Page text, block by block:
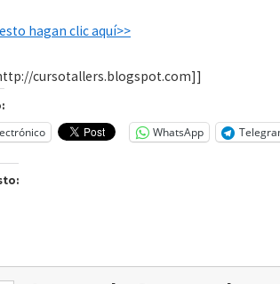
hagan clic aquí>>
cursotallers.blogspot.com]]
WhatsApp